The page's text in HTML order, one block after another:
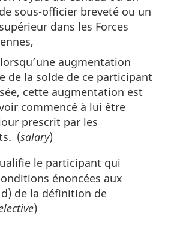
sous-officier breveté ou un
dans les Forces
augmentation
de la solde de ce participant
cette augmentation est
commencé à lui être
prescrit par les
(salary)
le participant qui
énoncées aux
de la définition de
)